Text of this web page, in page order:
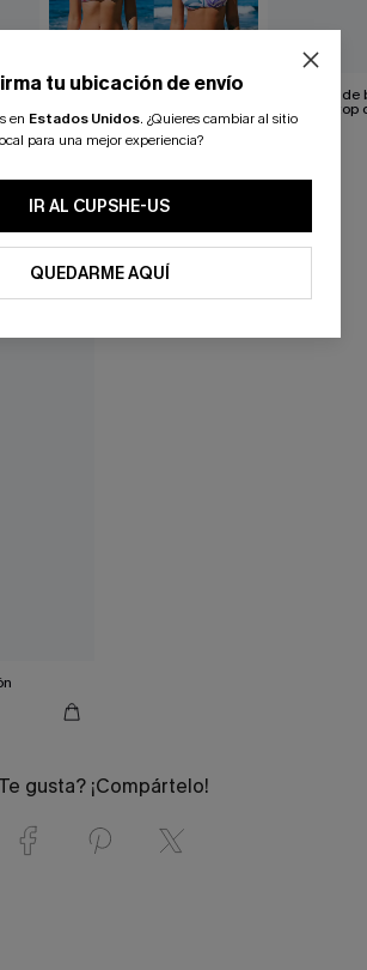
y
Conjunto de top de bikini
de talle medio Escaping
26,00 €29,00 €
Conjunto
hipster y
hombro con
gusta? ¡Compártelo!
tu ubicación de envío
en Estados Unidos. ¿Quieres cambiar al sitio
para una mejor experiencia?
IR AL CUPSHE-US
QUEDARME AQUÍ